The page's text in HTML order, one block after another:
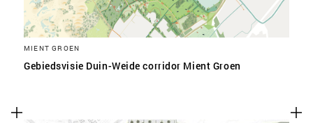
MIENT GROEN
Gebiedsvisie Duin-Weide corridor Mient Groen